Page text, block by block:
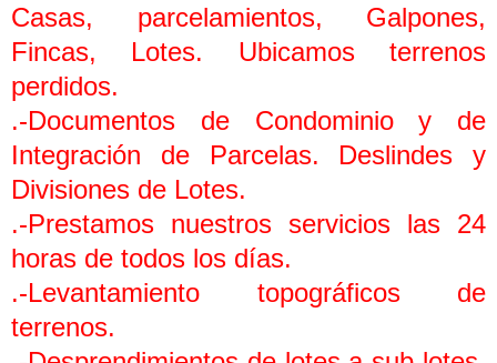
Casas, parcelamientos, Galpones,
Fincas, Lotes. Ubicamos terrenos
perdidos.
.-Documentos de Condominio y de
Integración de Parcelas. Deslindes y
Divisiones de Lotes.
.-Prestamos nuestros servicios las 24
horas de todos los días.
.-Levantamiento topográficos de
terrenos.